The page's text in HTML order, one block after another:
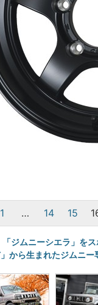
1 … 14 15
ジムニーシエラ」を
から生まれたジムニー